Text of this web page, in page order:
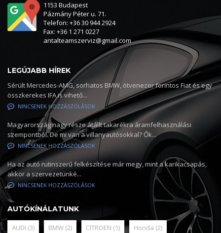
1153 Budapest
Pázmány Péter u. 71.
Telefon: +36 30 944 2924
Fax: +36 1 271 0227
antalteamszerviz@gmail.com
LEGÚJABB HÍREK
Sérült Mercedes-AMG, sorhatos BMW, ötvenezer forintos Fiat és egy
összkerekes IFA is vihető...
NINCSENEK HOZZÁSZÓLÁSOK
Magyarország nagy része átállt takarékra áramfelhasználási
szempontból. De mi van a villanyautósokkal? Ők...
NINCSENEK HOZZÁSZÓLÁSOK
Ha az autó rutinszerű felkészítése már megy, mint a karikacsapás,
akkor a szervezetünké...
NINCSENEK HOZZÁSZÓLÁSOK
AUTÓKÍNÁLATUNK
AUDI (3) BMW (2) CITROEN (1) Honda (2)